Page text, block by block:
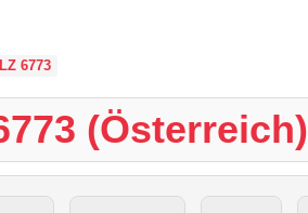
6773
(Österreich)